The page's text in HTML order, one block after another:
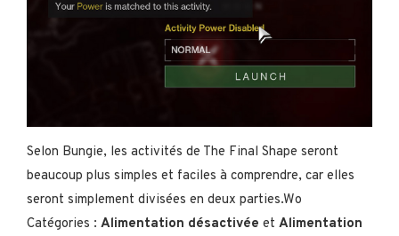
Selon Bungie, les activités de The Final Shape seront
beaucoup plus simples et faciles à comprendre, car elles
seront simplement divisées en deux parties.Wo
Catégories : Alimentation désactivée et Alimentation